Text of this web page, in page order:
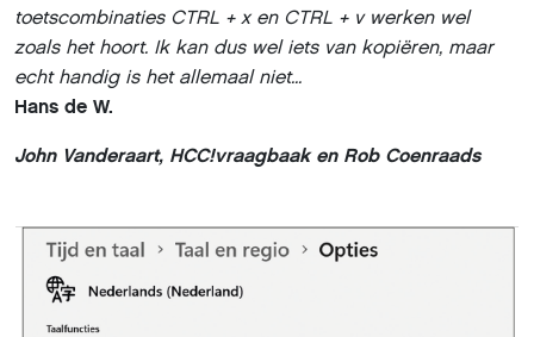
toetscombinaties CTRL + x en CTRL + v werken wel
zoals het hoort. Ik kan dus wel iets van kopiëren, maar
echt handig is het allemaal niet...
Hans de W.
John Vanderaart, HCC!vraagbaak en Rob Coenraads